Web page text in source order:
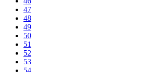
47
48
49
50
51
52
53
54